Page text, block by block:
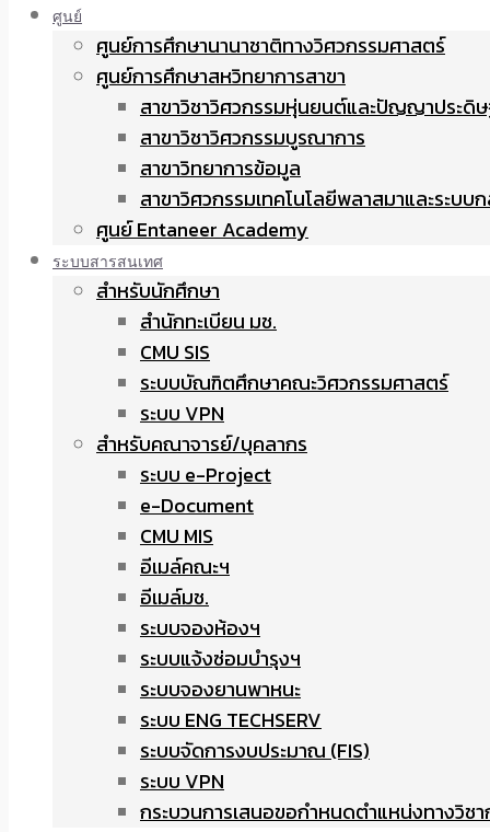
ศูนย์
ศูนย์การศึกษานานาชาติทางวิศวกรรมศาสตร์
ศูนย์การศึกษาสหวิทยาการสาขา
สาขาวิชาวิศวกรรมหุ่นยนต์และปัญญาประดิ
สาขาวิชาวิศวกรรมบูรณาการ
สาขาวิทยาการข้อมูล
สาขาวิศวกรรมเทคโนโลยีพลาสมาและระบบ
ศูนย์ Entaneer Academy
ระบบสารสนเทศ
สำหรับนักศึกษา
สำนักทะเบียน มช.
CMU SIS
ระบบบัณฑิตศึกษาคณะวิศวกรรมศาสตร์
ระบบ VPN
สำหรับคณาจารย์/บุคลากร
ระบบ e-Project
e-Document
CMU MIS
อีเมล์คณะฯ
อีเมล์มช.
ระบบจองห้องฯ
ระบบแจ้งซ่อมบำรุงฯ
ระบบจองยานพาหนะ
ระบบ ENG TECHSERV
ระบบจัดการงบประมาณ (FIS)
ระบบ VPN
กระบวนการเสนอขอกำหนดตำแหน่งทางวิช